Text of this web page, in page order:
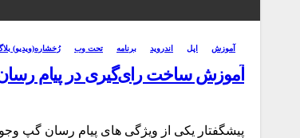
آموزش اپل اندروید برنامه تحت وب رُخشاره(ویدیو)
آموزش ساخت رای‌گیری در پیام
پیشگفتار یکی از ویژگی های پیام رسان